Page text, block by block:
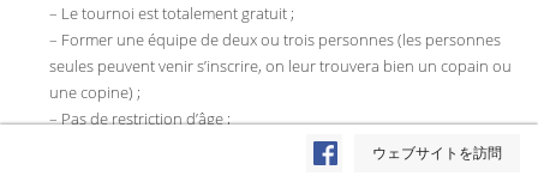
リストを表示
– Le tournoi est totalement gratuit ;
– Former une équipe de deux ou trois personnes (les personnes
seules peuvent venir s’inscrire, on leur trouvera bien un copain ou
une copine) ;
– Pas de restriction d’âge ;
– Trouver un nom d’équipe (si possible prononçable) ;
– Les inscriptions le jour même sont possibles, mais il y a un risque
ウェブサイトを訪問
SM HalliMölkky - Finnish Championship
2018年2月24日
Tournoi de l'ASSER